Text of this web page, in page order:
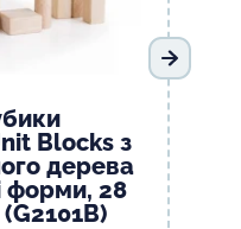
Blocks з
дерева
форми, 28